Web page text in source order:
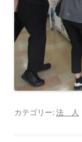
カテゴリー:法 人